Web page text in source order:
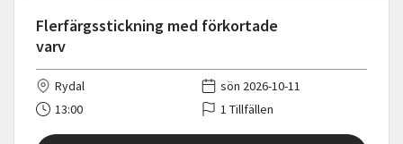
Flerfärgsstickning med förkortade
varv
Rydal
sön 2026-10-11
13:00
1 Tillfällen